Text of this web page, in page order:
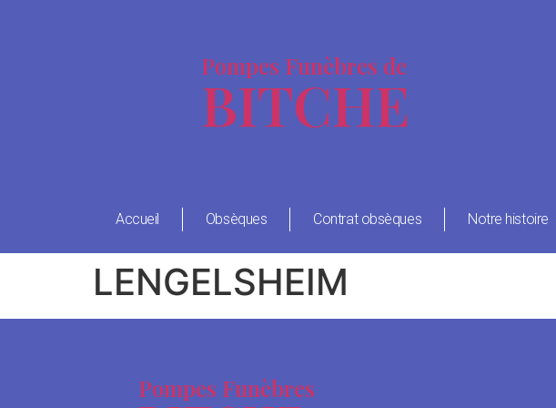
Pompes Funèbres de
BITCHE
Accueil Obsèques Contrat obsèques Notre histoire
LENGELSHEIM
Pompes Funèbres